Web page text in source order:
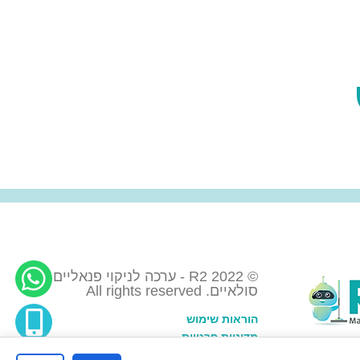
© 2022 R2 - ערכה לניקוי פנאליים
סולאיים. All rights reserved
הוראות שימוש
מדיניות פרטיות